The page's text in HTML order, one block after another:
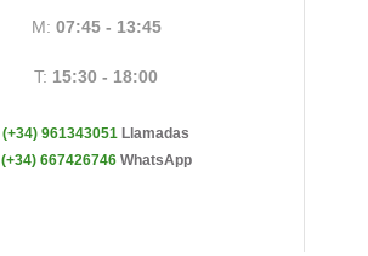
M: 07:45 - 13:45
T: 15:30 - 18:00
(+34) 961343051 Llamadas
(+34) 667426746 WhatsApp